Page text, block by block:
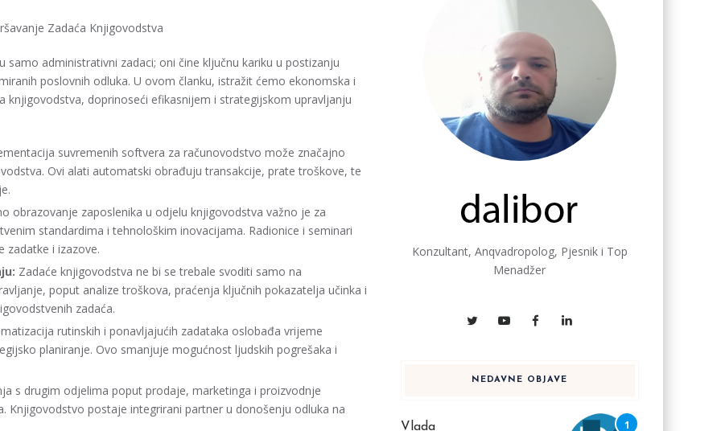
Zadaća Knjigovodstva
administrativni zadaci; oni čine ključnu kariku u postizanju
poslovnih odluka. U ovom članku, istražit ćemo ekonomska i
knjigovodstva, doprinoseći efikasnijem i strategijskom upravljanju
suvremenih softvera za računovodstvo može značajno
Ovi alati automatski obrađuju transakcije, prate troškove, te
obrazovanje zaposlenika u odjelu knjigovodstva važno je za
standardima i tehnološkim inovacijama. Radionice i seminari
zadatke i izazove.
Zadaće knjigovodstva ne bi se trebale svoditi samo na
poput analize troškova, praćenja ključnih pokazatelja učinka i
zadaća.
rutinskih i ponavljajućih zadataka oslobađa vrijeme
planiranje. Ovo smanjuje mogućnost ljudskih pogrešaka i
s drugim odjelima poput prodaje, marketinga i proizvodnje
Knjigovodstvo postaje integrirani partner u donošenju odluka na
Konzultant, Anqvadropolog, Pjesnik i Top
Menadžer
NEDAVNE OBJAVE
Vlada